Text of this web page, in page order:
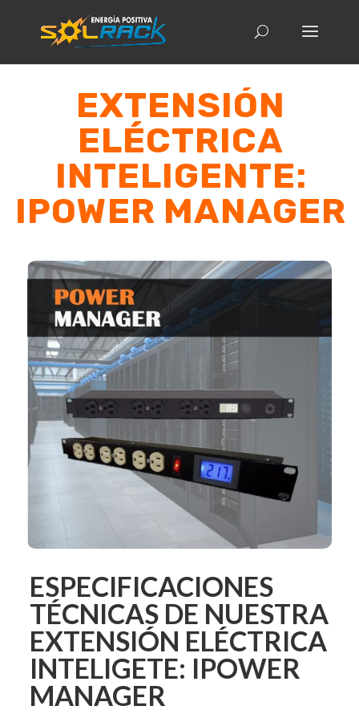
EXTENSIÓN
ELÉCTRICA
INTELIGENTE:
IPOWER MANAGER
ESPECIFICACIONES
TÉCNICAS DE NUESTRA
EXTENSIÓN ELÉCTRICA
INTELIGETE: IPOWER
MANAGER